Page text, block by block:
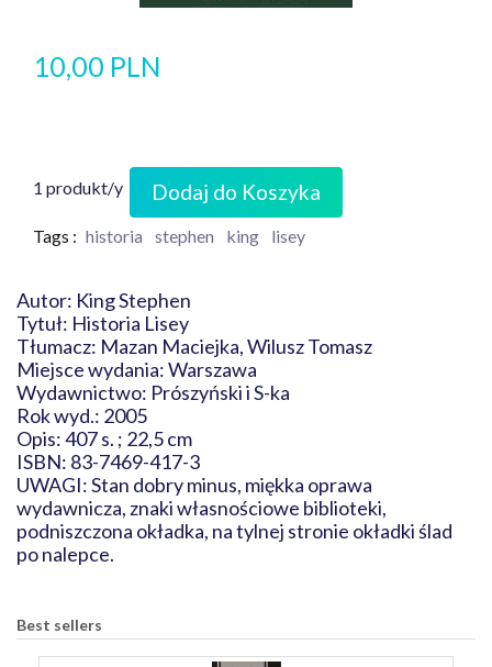
10,00 PLN
1 produkt/y Dodaj do Koszyka
Tags : historia stephen king lisey
Autor: King Stephen
Tytuł: Historia Lisey
Tłumacz: Mazan Maciejka, Wilusz Tomasz
Miejsce wydania: Warszawa
Wydawnictwo: Prószyński i S-ka
Rok wyd.: 2005
Opis: 407 s. ; 22,5 cm
ISBN: 83-7469-417-3
UWAGI: Stan dobry minus, miękka oprawa
wydawnicza, znaki własnościowe biblioteki,
podniszczona okładka, na tylnej stronie okładki ślad
po nalepce.
Best sellers